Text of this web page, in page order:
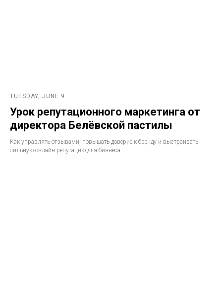
TUESDAY, JUNE 9
Урок репутационного маркетинга от
директора Белёвской пастилы
Как управлять отзывами, повышать доверие к бренду и выстраивать
сильную онлайн-репутацию для бизнеса.